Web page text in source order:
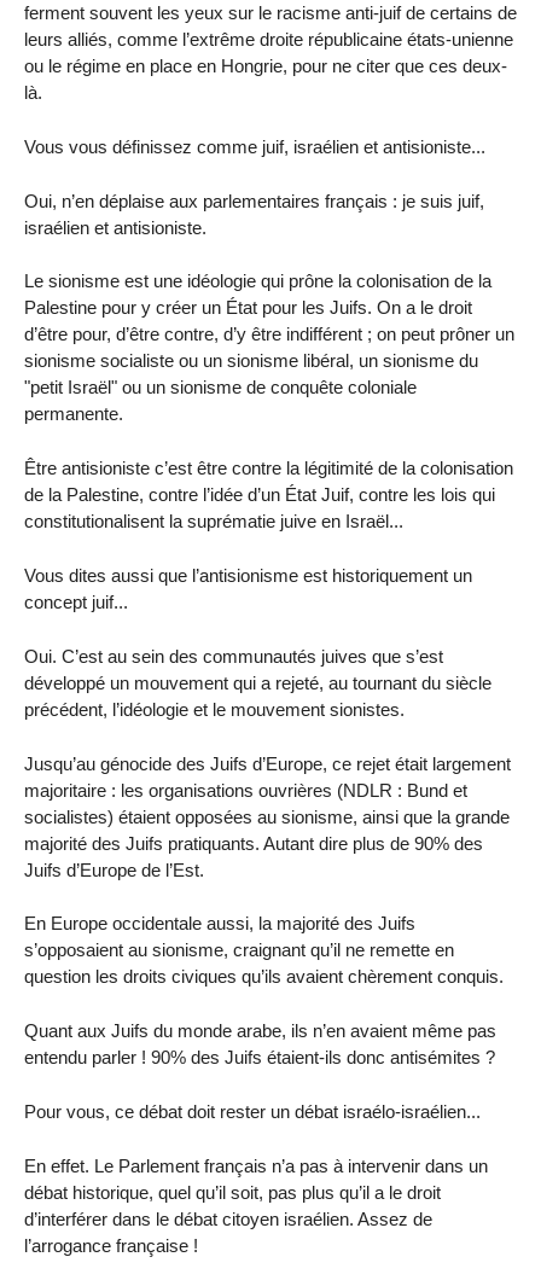
ferment souvent les yeux sur le racisme anti-juif de certains de
leurs alliés, comme l’extrême droite républicaine états-unienne
ou le régime en place en Hongrie, pour ne citer que ces deux-
là.
Vous vous définissez comme juif, israélien et antisioniste...
Oui, n’en déplaise aux parlementaires français : je suis juif,
israélien et antisioniste.
Le sionisme est une idéologie qui prône la colonisation de la
Palestine pour y créer un État pour les Juifs. On a le droit
d’être pour, d’être contre, d’y être indifférent ; on peut prôner un
sionisme socialiste ou un sionisme libéral, un sionisme du
"petit Israël" ou un sionisme de conquête coloniale
permanente.
Être antisioniste c’est être contre la légitimité de la colonisation
de la Palestine, contre l’idée d’un État Juif, contre les lois qui
constitutionalisent la suprématie juive en Israël...
Vous dites aussi que l’antisionisme est historiquement un
concept juif...
Oui. C’est au sein des communautés juives que s’est
développé un mouvement qui a rejeté, au tournant du siècle
précédent, l’idéologie et le mouvement sionistes.
Jusqu’au génocide des Juifs d’Europe, ce rejet était largement
majoritaire : les organisations ouvrières (NDLR : Bund et
socialistes) étaient opposées au sionisme, ainsi que la grande
majorité des Juifs pratiquants. Autant dire plus de 90% des
Juifs d’Europe de l’Est.
En Europe occidentale aussi, la majorité des Juifs
s’opposaient au sionisme, craignant qu’il ne remette en
question les droits civiques qu’ils avaient chèrement conquis.
Quant aux Juifs du monde arabe, ils n’en avaient même pas
entendu parler ! 90% des Juifs étaient-ils donc antisémites ?
Pour vous, ce débat doit rester un débat israélo-israélien...
En effet. Le Parlement français n’a pas à intervenir dans un
débat historique, quel qu’il soit, pas plus qu’il a le droit
d’interférer dans le débat citoyen israélien. Assez de
l’arrogance française !